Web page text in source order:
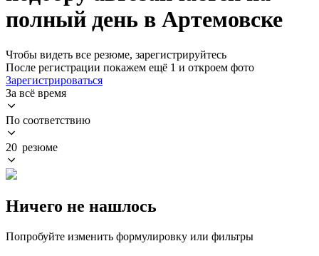
полный день в Артемовске
Чтобы видеть все резюме, зарегистрируйтесь
После регистрации покажем ещё 1 и откроем фото
Зарегистрироваться
За всё время
По соответствию
20 резюме
Ничего не нашлось
Попробуйте изменить формулировку или фильтры